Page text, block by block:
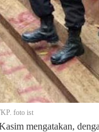
foto ist
mengatakan,